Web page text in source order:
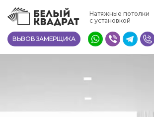
Перейти
основному
содержанию
Натяжные потолки
с установкой
ВЫЗОВ ЗАМЕРЩИКА